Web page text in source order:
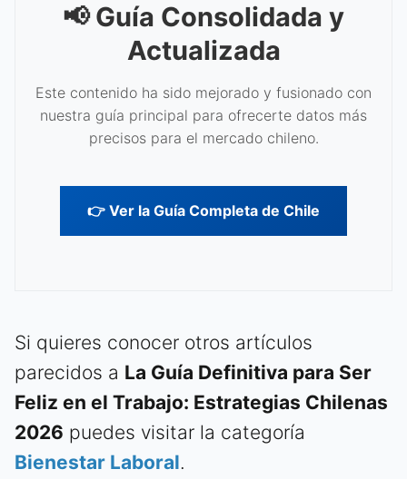
📢 Guía Consolidada y
Actualizada
Este contenido ha sido mejorado y fusionado con
nuestra guía principal para ofrecerte datos más
precisos para el mercado chileno.
👉 Ver la Guía Completa de Chile
Si quieres conocer otros artículos
parecidos a La Guía Definitiva para Ser
Feliz en el Trabajo: Estrategias Chilenas
2026 puedes visitar la categoría
Bienestar Laboral.